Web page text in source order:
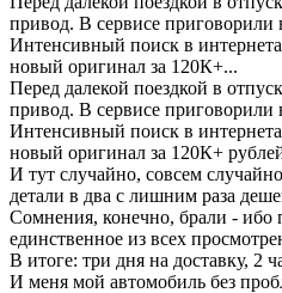
привод. В сервисе приговорили
Интенсивный поиск в
новый оригинал за 120К+...
Перед далекой поездкой в
привод. В сервисе приговорили
Интенсивный поиск в
новый оригинал за 120К+
И тут случайно, совсем
детали в два с лишним раза
Сомнения, конечно, брали - ибо
единственное из всех
В итоге: три дня на доставку, 2
И меня мой автомобиль без